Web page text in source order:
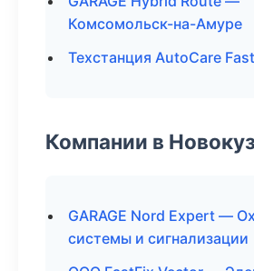
Комсомольск-на-Амуре
Техстанция AutoCare
Компании в
GARAGE Nord Expert —
системы и сигнализации